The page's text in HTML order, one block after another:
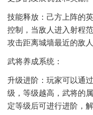
技能释放：己方上阵的
控制，当敌人进入射程
攻击距离城墙最近的敌人
武将养成系统：
升级进阶：玩家可以通
级，等级越高，武将的
定等级后可进行进阶，